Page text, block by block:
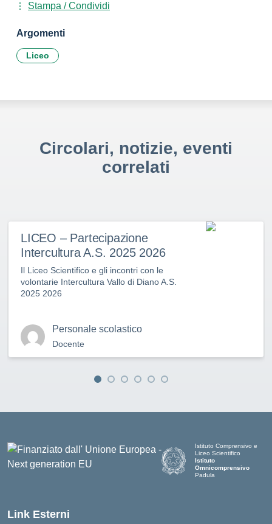
Stampa / Condividi
Argomenti
Liceo
Circolari, notizie, eventi
correlati
LICEO – Partecipazione
Intercultura A.S. 2025 2026
Il Liceo Scientifico e gli incontri con le
volontarie Intercultura Vallo di Diano A.S.
2025 2026
Personale scolastico
Docente
Istituto Comprensivo e
Liceo Scientifico
Istituto
Omnicomprensivo
Padula
Link Esterni